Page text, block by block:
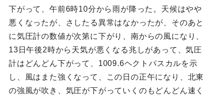
下がって、午前6時10分から雨が降った。天候はやや
悪くなったが、さしたる異常はなかったが、そのあと
に気圧計の数値が次第に下がり、南からの風になり、
13日午後2時から天気が悪くなる兆しがあって、気圧
計はどんどん下がって、1009.6ヘクトパスカルを示
し、風はまた強くなって、この日の正午になり、北東
の強風が吹き、気圧が下がっていくのもどんどん速く